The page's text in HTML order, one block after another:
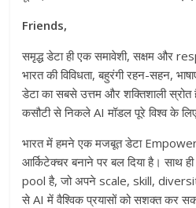
Friends,
समृद्ध डेटा ही एक समावेशी, सक्षम और
भारत की विविधता, बहुरंगी रहन-सहन,
डेटा का सबसे उत्तम और शक्तिशाली स्रोत
कसौटी से निकले AI मॉडल पूरे विश्व के लिए
भारत में हमने एक मजबूत डेटा
आर्किटेक्चर बनाने पर बल दिया है। साथ
pool है, जो अपने scale, skill,
से AI में वैश्विक प्रयासों को सशक्त कर